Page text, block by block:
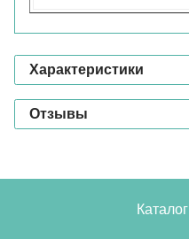
Характеристики
Отзывы
Каталог